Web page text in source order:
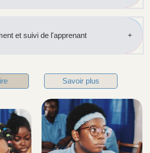
et suivi de l'apprenant
Savoir plus